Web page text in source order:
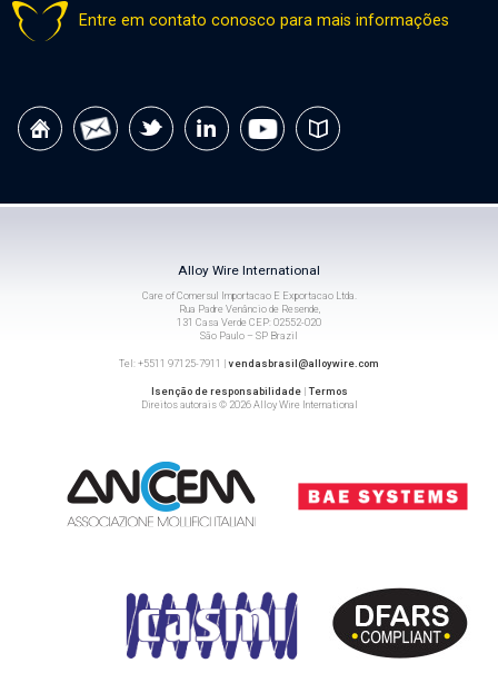
Entre em contato conosco para mais informações
Alloy Wire International
Care of Comersul Importacao E Exportacao Ltda.
Rua Padre Venâncio de Resende,
131 Casa Verde CEP: 02552-020
São Paulo – SP Brazil
Tel: +5511 97125-7911 |vendasbrasil@alloywire.com
Isenção de responsabilidade|Termos
Direitos autorais © 2026 Alloy Wire International